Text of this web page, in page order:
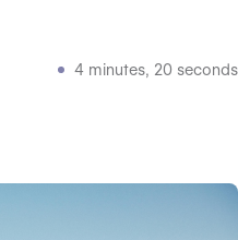
4 minutes, 20 seconds